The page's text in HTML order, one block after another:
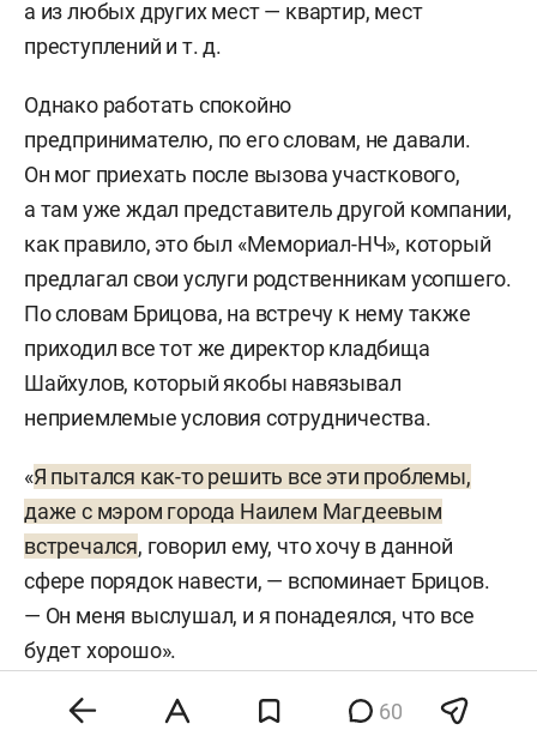
а из любых других мест — квартир, мест
преступлений и т. д.
Однако работать спокойно
предпринимателю, по его словам, не давали.
Он мог приехать после вызова участкового,
а там уже ждал представитель другой компании,
как правило, это был «Мемориал-НЧ», который
предлагал свои услуги родственникам усопшего.
По словам Брицова, на встречу к нему также
приходил все тот же директор кладбища
Шайхулов, который якобы навязывал
неприемлемые условия сотрудничества.
«Я пытался как-то решить все эти проблемы,
даже с мэром города Наилем Магдеевым
встречался, говорил ему, что хочу в данной
сфере порядок навести, — вспоминает Брицов.
— Он меня выслушал, и я понадеялся, что все
будет хорошо».
60